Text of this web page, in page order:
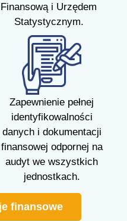
Finansową i Urzędem
Statystycznym.
Zapewnienie pełnej
identyfikowalności
danych i dokumentacji
finansowej odpornej na
audyt we wszystkich
jednostkach.
finansowe